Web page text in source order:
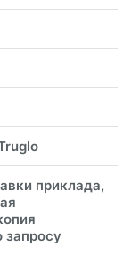
приклада,
запросу